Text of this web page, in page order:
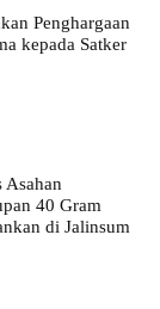
Penghargaan
kepada Satker
Asahan
40 Gram
di Jalinsum